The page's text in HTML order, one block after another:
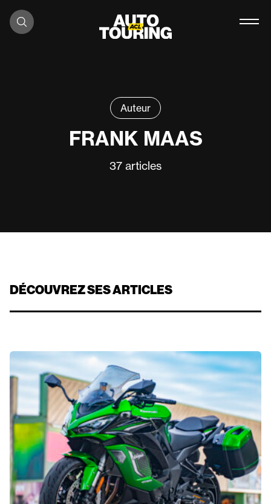
Aller au contenu
Auteur
FRANK MAAS
37 articles
DÉCOUVREZ SES ARTICLES